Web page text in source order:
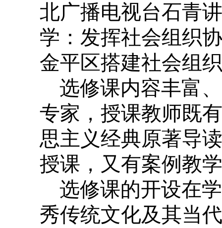
北广播电视台石青
学：发挥社会组织
金平区搭建社会组
选修课内容丰富
专家，授课教师既
思主义经典原著导
授课，又有案例教
选修课的开设在
秀传统文化及其当